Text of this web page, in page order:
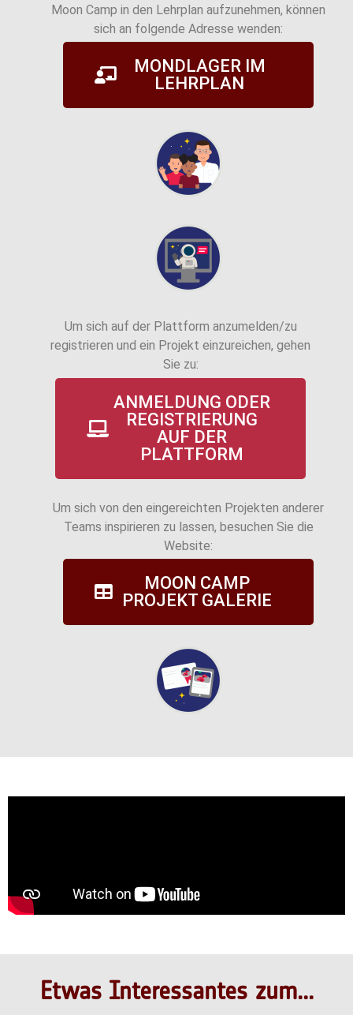
Moon Camp in den Lehrplan aufzunehmen, können
sich an folgende Adresse wenden:
MONDLAGER IM
LEHRPLAN
Um sich auf der Plattform anzumelden/zu
registrieren und ein Projekt einzureichen, gehen
Sie zu:
ANMELDUNG ODER
REGISTRIERUNG
AUF DER
PLATTFORM
Um sich von den eingereichten Projekten anderer
Teams inspirieren zu lassen, besuchen Sie die
Website:
MOON CAMP
PROJEKT GALERIE
Etwas Interessantes zum...